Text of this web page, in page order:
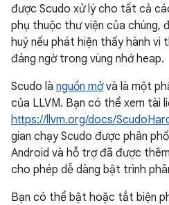
được Scudo xử lý cho tất cả
phụ thuộc thư viện của chúng,
huỷ nếu phát hiện thấy hành vi
đáng ngờ trong vùng nhớ heap.
Scudo là nguồn mởvà là một
của LLVM. Bạn có thể xem tài
https://llvm.org/docs/
gian chạy Scudo được phân
Android và hỗ trợ đã được
cho phép dễ dàng bật trình
Bạn có thể bật hoặc tắt biện